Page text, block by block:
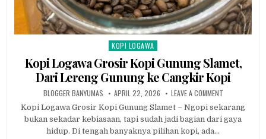
Posted in
KOPI LOGAWA
Kopi Logawa Grosir Kopi Gunung Slamet,
Dari Lereng Gunung ke Cangkir Kopi
AUTHOR:
BLOGGER BANYUMAS PUBLISHED DATE:
APRIL 22, 2026 LEAVE A COMMENTON KOPI
Kopi Logawa Grosir Kopi Gunung Slamet – Ngopi sekarang
bukan sekadar kebiasaan, tapi sudah jadi bagian dari gaya
hidup. Di tengah banyaknya pilihan kopi, ada…